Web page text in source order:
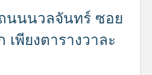
นนนวลจันทร์ ซอย
เพียงตารางวาละ